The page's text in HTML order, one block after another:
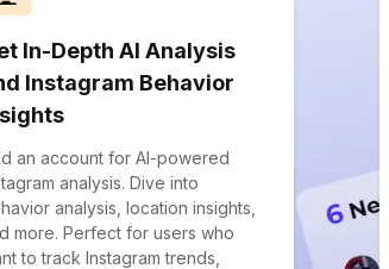
In-Depth AI Analysis
Instagram Behavior
an account for AI-powered
analysis. Dive into
analysis, location insights,
more. Perfect for users who
to track Instagram trends,